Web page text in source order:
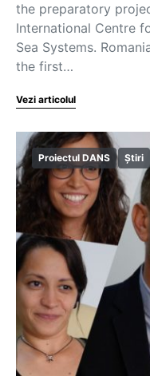
the preparatory
International Centre
Sea Systems.
the first…
Vezi articolul
Proiectul DANS Știri